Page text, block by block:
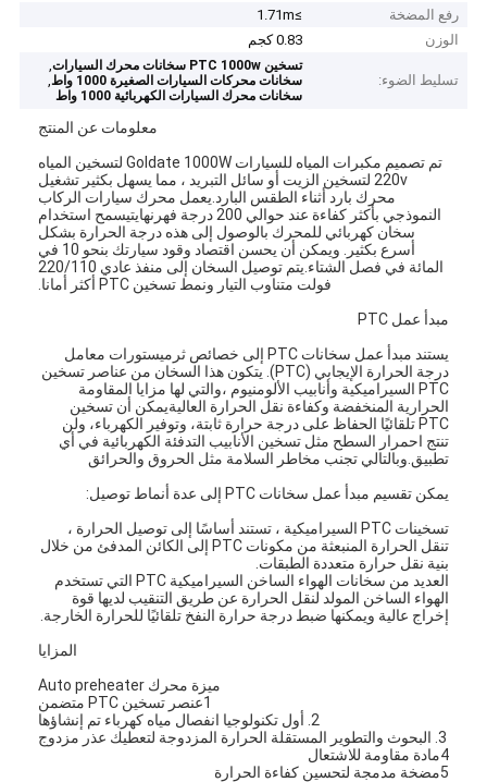
رفع المضخة
≥1.71m
الوزن
0.83 كجم
تسليط الضوء:
تسخين PTC 1000w سخانات محرك السيارات ,
سخانات محركات السيارات الصغيرة 1000 واط ,
سخانات محرك السيارات الكهربائية 1000 واط
معلومات عن المنتج
تم تصميم مكبرات المياه للسيارات Goldate 1000W لتسخين المياه
220v لتسخين الزيت أو سائل التبريد ، مما يسهل بكثير تشغيل
محرك بارد أثناء الطقس البارد.يعمل محرك سيارات الركاب
النموذجي بأكثر كفاءة عند حوالي 200 درجة فهرنهايتيسمح استخدام
سخان كهربائي للمحرك بالوصول إلى هذه درجة الحرارة بشكل
أسرع بكثير. ويمكن أن يحسن اقتصاد وقود سيارتك بنحو 10 في
المائة في فصل الشتاء.يتم توصيل السخان إلى منفذ عادي 220/110
فولت متناوب التيار ونمط تسخين PTC أكثر أمانا.
مبدأ عمل PTC
يستند مبدأ عمل سخانات PTC إلى خصائص ثرميستورات معامل
درجة الحرارة الإيجابي (PTC). يتكون هذا السخان من عناصر تسخين
PTC السيراميكية وأنابيب الألومنيوم ،والتي لها مزايا المقاومة
الحرارية المنخفضة وكفاءة نقل الحرارة العاليةيمكن أن تسخين
PTC تلقائيًا الحفاظ على درجة حرارة ثابتة، وتوفير الكهرباء، ولن
تنتج احمرار السطح مثل تسخين الأنابيب التدفئة الكهربائية في أي
تطبيق.وبالتالي تجنب مخاطر السلامة مثل الحروق والحرائق
يمكن تقسيم مبدأ عمل سخانات PTC إلى عدة أنماط توصيل:
تسخينات PTC السيراميكية ، تستند أساسًا إلى توصيل الحرارة ،
تنقل الحرارة المنبعثة من مكونات PTC إلى الكائن المدفئ من خلال
بنية نقل حرارة متعددة الطبقات.
العديد من سخانات الهواء الساخن السيراميكية PTC التي تستخدم
الهواء الساخن المولد لنقل الحرارة عن طريق التنقيب لديها قوة
إخراج عالية ويمكنها ضبط درجة حرارة النفخ تلقائيًا للحرارة الخارجة.
المزايا
ميزة محرك Auto preheater
1عنصر تسخين PTC متضمن
2. أول تكنولوجيا انفصال مياه كهرباء تم إنشاؤها
3. البحوث والتطوير المستقلة الحرارة المزدوجة لتعطيك عذر مزدوج
4مادة مقاومة للاشتعال
5مضخة مدمجة لتحسين كفاءة الحرارة